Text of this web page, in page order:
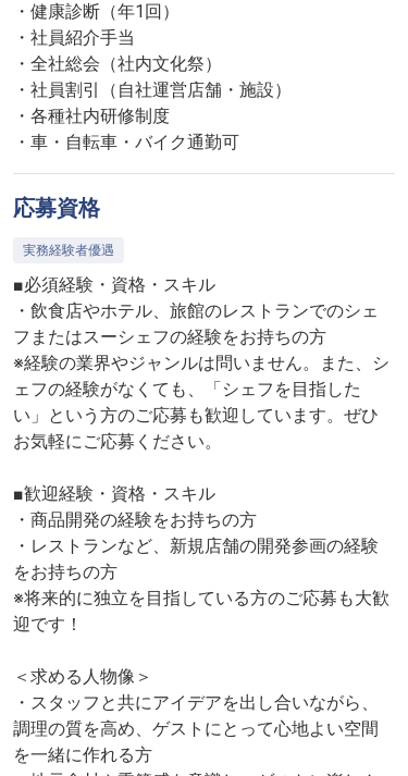
・健康診断（年1回）
・社員紹介手当
・全社総会（社内文化祭）
・社員割引（自社運営店舗・施設）
・各種社内研修制度
・車・自転車・バイク通勤可
応募資格
実務経験者優遇
■必須経験・資格・スキル
・飲食店やホテル、旅館のレストランでのシェ
フまたはスーシェフの経験をお持ちの方
※経験の業界やジャンルは問いません。また、シ
ェフの経験がなくても、「シェフを目指した
い」という方のご応募も歓迎しています。ぜひ
お気軽にご応募ください。
■歓迎経験・資格・スキル
・商品開発の経験をお持ちの方
・レストランなど、新規店舗の開発参画の経験
をお持ちの方
※将来的に独立を目指している方のご応募も大歓
迎です！
＜求める人物像＞
・スタッフと共にアイデアを出し合いながら、
調理の質を高め、ゲストにとって心地よい空間
を一緒に作れる方